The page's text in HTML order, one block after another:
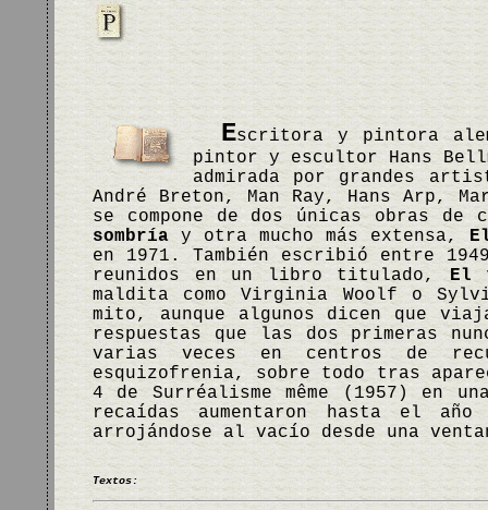
Escritora y pintora
pintor y escultor Hans
admirada por grandes
André Breton, Man Ray, Hans Arp,
se compone de dos únicas obras
sombríay otra mucho más extensa,
en 1971. También escribió entre
reunidos en un libro titulado,El
maldita como Virginia Woolf o
mito, aunque algunos dicen que
respuestas que las dos primeras
varias veces en centros de
esquizofrenia, sobre todo tras
4 de Surréalisme même (1957) en
recaídas aumentaron hasta el
arrojándose al vacío desde una
Textos: